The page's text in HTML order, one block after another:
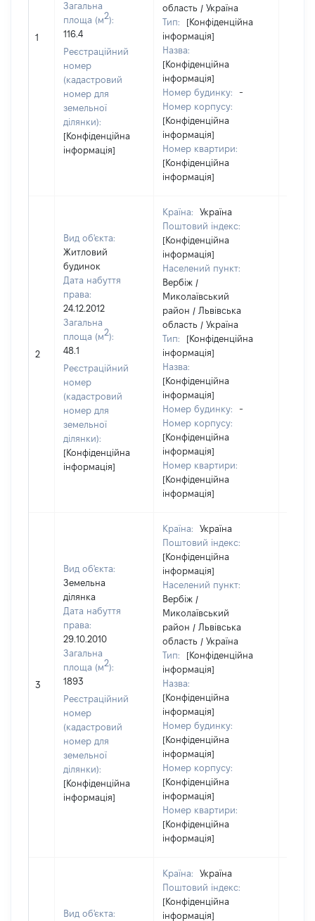
1
Загальна
площа (м2):
116.4
Реєстраційний
номер
(кадастровий
номер для
земельної
ділянки):
[Конфіденційна
інформація]
область / Україна
Тип:
[Конфіденційна
інформація]
Назва:
[Конфіденційна
інформація]
Номер будинку:
-
Номер корпусу:
[Конфіденційна
інформація]
Номер квартири:
[Конфіденційна
інформація]
2
Вид об'єкта:
Житловий
будинок
Дата набуття
права:
24.12.2012
Загальна
площа (м2):
48.1
Реєстраційний
номер
(кадастровий
номер для
земельної
ділянки):
[Конфіденційна
інформація]
Країна:
Україна
Поштовий індекс:
[Конфіденційна
інформація]
Населений пункт:
Вербіж /
Миколаївський
район / Львівська
область / Україна
Тип:
[Конфіденційна
інформація]
Назва:
[Конфіденційна
інформація]
Номер будинку:
-
Номер корпусу:
[Конфіденційна
інформація]
Номер квартири:
[Конфіденційна
інформація]
3
Вид об'єкта:
Земельна
ділянка
Дата набуття
права:
29.10.2010
Загальна
площа (м2):
1893
Реєстраційний
номер
(кадастровий
номер для
земельної
ділянки):
[Конфіденційна
інформація]
Країна:
Україна
Поштовий індекс:
[Конфіденційна
інформація]
Населений пункт:
Вербіж /
Миколаївський
район / Львівська
область / Україна
Тип:
[Конфіденційна
інформація]
Назва:
[Конфіденційна
інформація]
Номер будинку:
[Конфіденційна
інформація]
Номер корпусу:
[Конфіденційна
інформація]
Номер квартири:
[Конфіденційна
інформація]
Вид об'єкта:
Країна:
Україна
Поштовий індекс:
[Конфіденційна
інформація]